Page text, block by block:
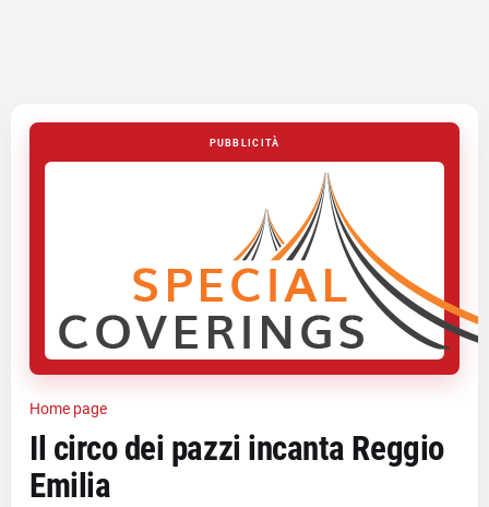
PUBBLICITÀ
Home page
Il circo dei pazzi incanta Reggio
Emilia